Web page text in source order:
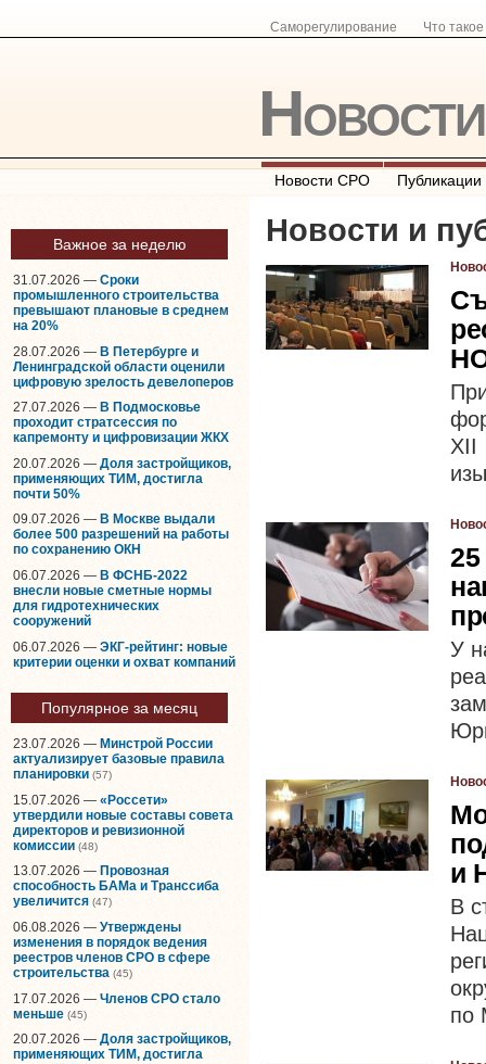
Саморегулирование Что
Новости СРО Публикации
Важное за неделю
31.07.2026 — Сроки
промышленного строительства
превышают плановые в среднем
на 20%
28.07.2026 — В Петербурге и
Ленинградской области оценили
цифровую зрелость девелоперов
27.07.2026 — В Подмосковье
проходит стратсессия по
капремонту и цифровизации ЖКХ
20.07.2026 — Доля застройщиков,
применяющих ТИМ, достигла
почти 50%
09.07.2026 — В Москве выдали
более 500 разрешений на работы
по сохранению ОКН
06.07.2026 — В ФСНБ-2022
внесли новые сметные нормы
для гидротехнических
сооружений
06.07.2026 — ЭКГ-рейтинг: новые
критерии оценки и охват компаний
Популярное за месяц
23.07.2026 — Минстрой России
актуализирует базовые правила
планировки (57)
15.07.2026 — «Россети»
утвердили новые составы совета
директоров и ревизионной
комиссии (48)
13.07.2026 — Провозная
способность БАМа и Транссиба
увеличится (47)
06.08.2026 — Утверждены
изменения в порядок ведения
реестров членов СРО в сфере
строительства (45)
17.07.2026 — Членов СРО стало
меньше (45)
20.07.2026 — Доля застройщиков,
применяющих ТИМ, достигла
Новости и
У
и
В
по